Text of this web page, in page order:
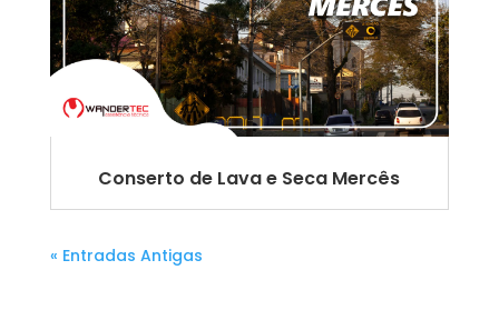
Conserto de Lava e Seca Mercês
« Entradas Antigas